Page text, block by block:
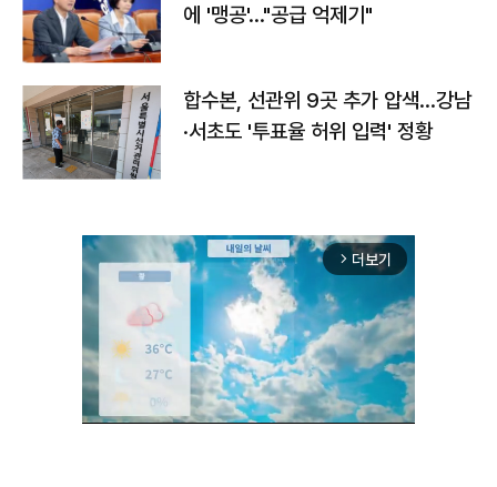
에 '맹공'…"공급 억제기"
합수본, 선관위 9곳 추가 압색…강남
·서초도 '투표율 허위 입력' 정황
arrow_forward_ios 더보기